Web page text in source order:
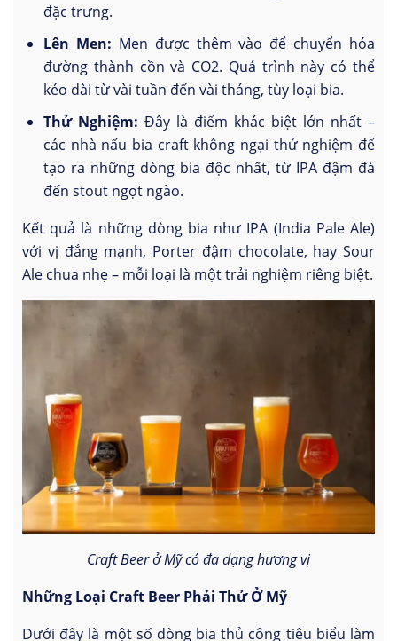
đặc trưng.
Lên Men: Men được thêm vào để chuyển hóa
đường thành cồn và CO2. Quá trình này có thể
kéo dài từ vài tuần đến vài tháng, tùy loại bia.
Thử Nghiệm: Đây là điểm khác biệt lớn nhất –
các nhà nấu bia craft không ngại thử nghiệm để
tạo ra những dòng bia độc nhất, từ IPA đậm đà
đến stout ngọt ngào.
Kết quả là những dòng bia như IPA (India Pale Ale)
với vị đắng mạnh, Porter đậm chocolate, hay Sour
Ale chua nhẹ – mỗi loại là một trải nghiệm riêng biệt.
Craft Beer ở Mỹ có đa dạng hương vị
Những Loại Craft Beer Phải Thử Ở Mỹ
Dưới đây là một số dòng bia thủ công tiêu biểu làm